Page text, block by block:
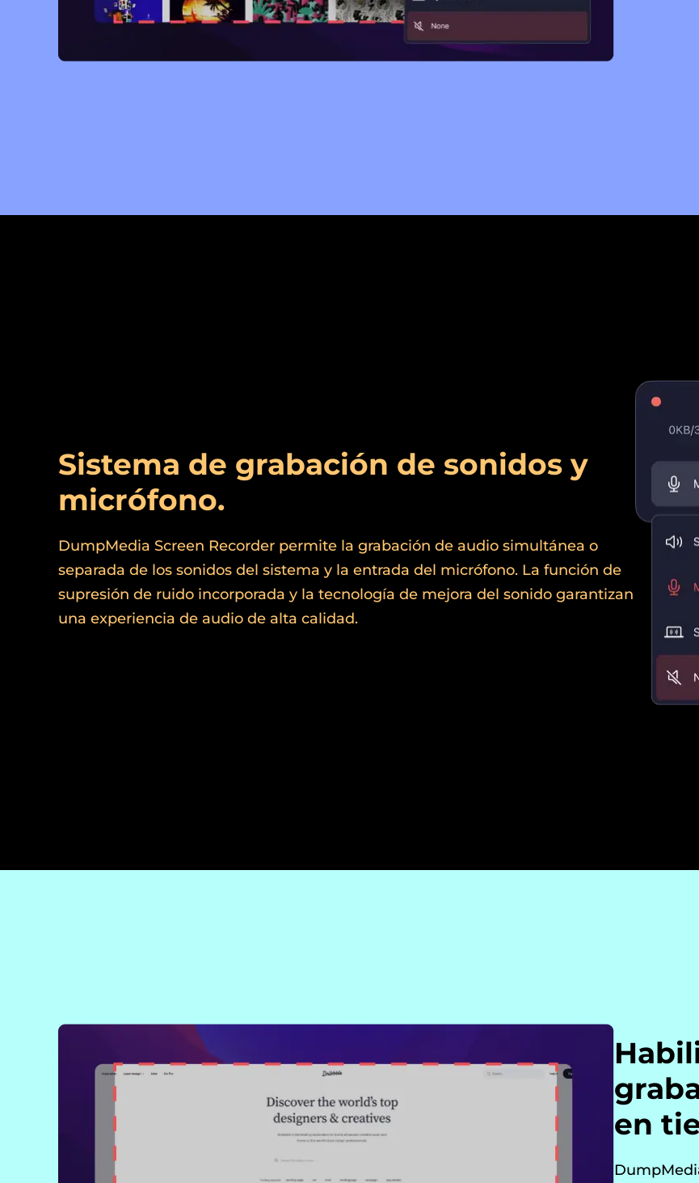
Sistema de grabación de sonidos y
micrófono.
DumpMedia Screen Recorder permite la grabación de audio simultánea o
separada de los sonidos del sistema y la entrada del micrófono. La función de
supresión de ruido incorporada y la tecnología de mejora del sonido garantizan
una experiencia de audio de alta calidad.
en